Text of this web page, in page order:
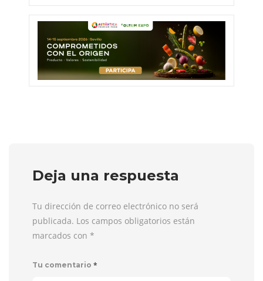
Deja una respuesta
Tu dirección de correo electrónico no será
publicada. Los campos obligatorios están
marcados con *
Tu comentario *